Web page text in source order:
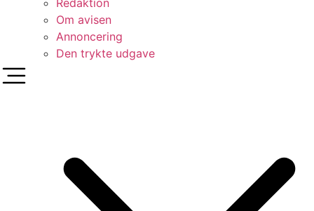
Om avisen
Annoncering
Den trykte udgave